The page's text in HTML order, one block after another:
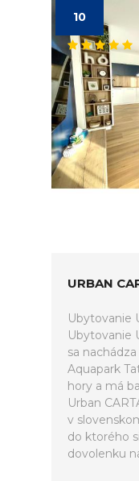
10
URBAN
Ubytovanie
Ubytovanie
sa
Aquapark
hory a má
Urban
v
do ktorého
dovolenku